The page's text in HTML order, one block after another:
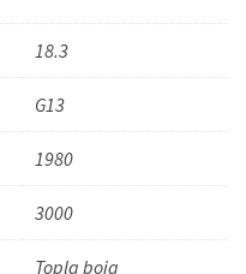
18.3
G13
1980
3000
Topla boja